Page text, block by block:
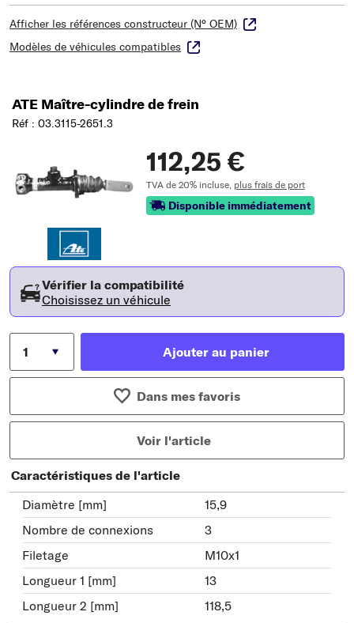
Afficher les références constructeur (N° OEM)
Modèles de véhicules compatibles
ATE Maître-cylindre de frein
Réf : 03.3115-2651.3
112,25 €
TVA de 20% incluse, plus frais de port
Disponible immédiatement
Vérifier la compatibilité
Choisissez un véhicule
Ajouter au panier
Dans mes favoris
Voir l'article
Caractéristiques de l'article
Diamètre [mm]
15,9
Nombre de connexions
3
Filetage
M10x1
Longueur 1 [mm]
13
Longueur 2 [mm]
118,5